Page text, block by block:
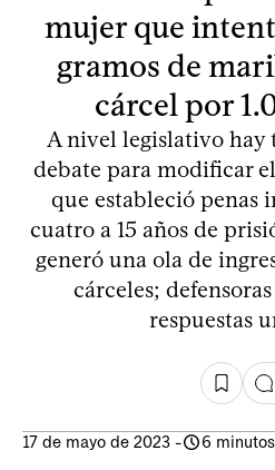
mujer que
gramos de
cárcel por
A nivel legislativo hay
debate para modificar
que estableció penas
cuatro a 15 años de
generó una ola de
cárceles;
respuestas
17 de mayo de 2023 - 6